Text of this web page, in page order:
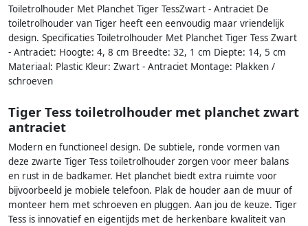
Toiletrolhouder Met Planchet Tiger TessZwart - Antraciet De
toiletrolhouder van Tiger heeft een eenvoudig maar vriendelijk
design. Specificaties Toiletrolhouder Met Planchet Tiger Tess Zwart
- Antraciet: Hoogte: 4, 8 cm Breedte: 32, 1 cm Diepte: 14, 5 cm
Materiaal: Plastic Kleur: Zwart - Antraciet Montage: Plakken /
schroeven
Tiger Tess toiletrolhouder met planchet zwart
antraciet
Modern en functioneel design. De subtiele, ronde vormen van
deze zwarte Tiger Tess toiletrolhouder zorgen voor meer balans
en rust in de badkamer. Het planchet biedt extra ruimte voor
bijvoorbeeld je mobiele telefoon. Plak de houder aan de muur of
monteer hem met schroeven en pluggen. Aan jou de keuze. Tiger
Tess is innovatief en eigentijds met de herkenbare kwaliteit van